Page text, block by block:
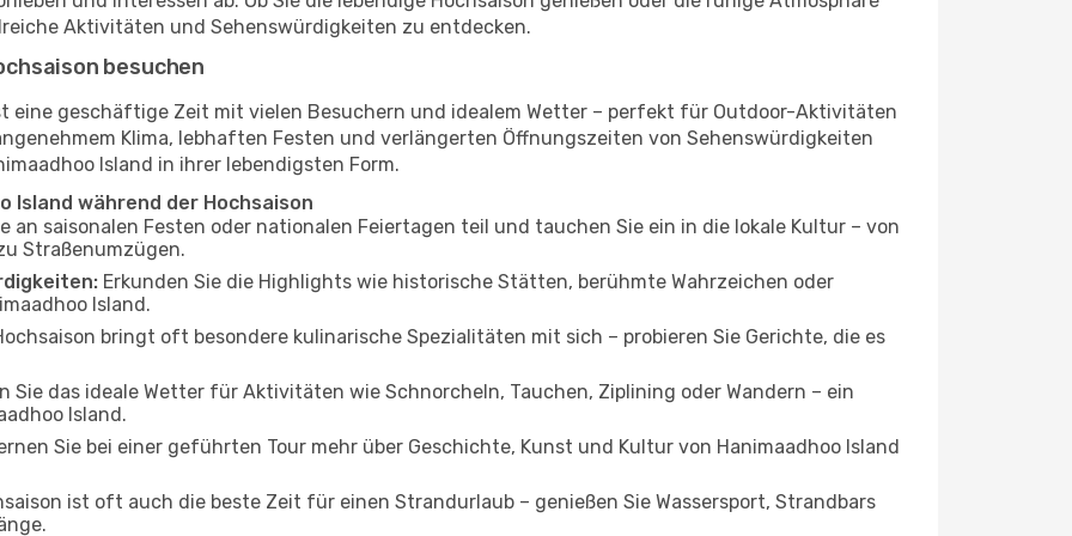
Aktivitäten und Sehenswürdigkeiten zu entdecken.
besuchen
eine geschäftige Zeit mit vielen Besuchern und idealem Wetter – perfekt für Outdoor-Aktivitäten
Klima, lebhaften Festen und verlängerten Öffnungszeiten von Sehenswürdigkeiten
Island in ihrer lebendigsten Form.
Island während der Hochsaison
an saisonalen Festen oder nationalen Feiertagen teil und tauchen Sie ein in die lokale Kultur – von
Straßenumzügen.
Erkunden Sie die Highlights wie historische Stätten, berühmte Wahrzeichen oder
Island.
bringt oft besondere kulinarische Spezialitäten mit sich – probieren Sie Gerichte, die es
Sie das ideale Wetter für Aktivitäten wie Schnorcheln, Tauchen, Ziplining oder Wandern – ein
Island.
Sie bei einer geführten Tour mehr über Geschichte, Kunst und Kultur von Hanimaadhoo Island
ist oft auch die beste Zeit für einen Strandurlaub – genießen Sie Wassersport, Strandbars